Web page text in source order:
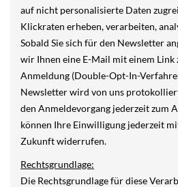
auf nicht personalisierte Daten
Klickraten erheben, verarbeiten,
Sobald Sie sich für den Newsletter
wir Ihnen eine E-Mail mit einem Link
Anmeldung (Double-Opt-In-
Newsletter wird von uns
den Anmeldevorgang jederzeit zum
können Ihre Einwilligung jederzeit
Zukunft widerrufen.
Rechtsgrundlage:
Die Rechtsgrundlage für diese